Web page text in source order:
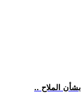
الملاح